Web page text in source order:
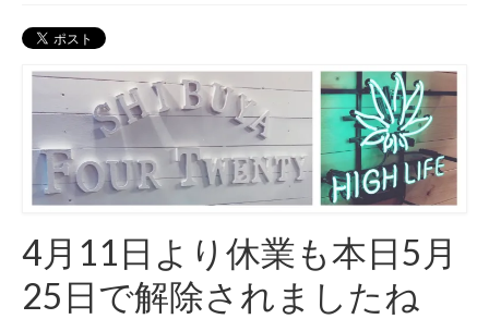
420 shibuya_info
420 shibuya_access
420 shibuya_shop
Instagram:420shibuya_official
About:FOUR TWENTY SHIBUYA
YouTube:420shibuya
420 Blog Full
4月11日より休業も本日5月
25日で解除されましたね